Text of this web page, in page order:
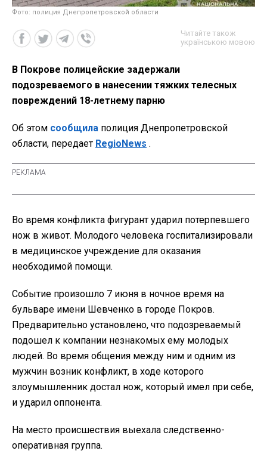
Фото: полиция Днепропетровской области
Читайте також
українською мовою
В Покрове полицейские задержали
подозреваемого в нанесении тяжких телесных
повреждений 18-летнему парню
Об этом сообщила полиция Днепропетровской
области, передает RegioNews .
Во время конфликта фигурант ударил потерпевшего
нож в живот. Молодого человека госпитализировали
в медицинское учреждение для оказания
необходимой помощи.
Событие произошло 7 июня в ночное время на
бульваре имени Шевченко в городе Покров.
Предварительно установлено, что подозреваемый
подошел к компании незнакомых ему молодых
людей. Во время общения между ним и одним из
мужчин возник конфликт, в ходе которого
злоумышленник достал нож, который имел при себе,
и ударил оппонента.
На место происшествия выехала следственно-
оперативная группа.